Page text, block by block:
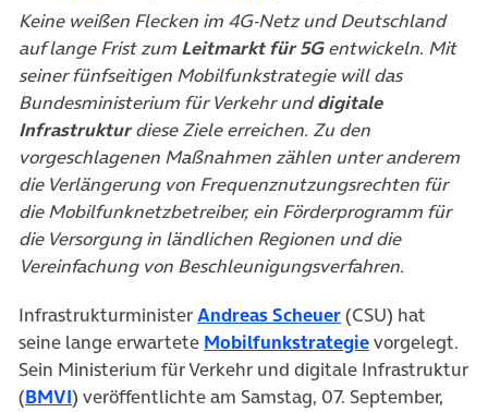
Keine weißen Flecken im 4G-Netz und Deutschland
auf lange Frist zum Leitmarkt für 5Gentwickeln. Mit
seiner fünfseitigen Mobilfunkstrategie will das
Bundesministerium für Verkehr unddigitale
Infrastrukturdiese Ziele erreichen. Zu den
vorgeschlagenen Maßnahmen zählen unter anderem
die Verlängerung von Frequenznutzungsrechten für
die Mobilfunknetzbetreiber, ein Förderprogramm für
die Versorgung in ländlichen Regionen und die
Vereinfachung von Beschleunigungsverfahren.
InfrastrukturministerAndreas Scheuer(öffnet in neuem
(CSU) hat
seine lange erwartete Mobilfunkstrategie(öffnet in
vorgelegt.
Sein Ministerium für Verkehr und digitale Infrastruktur
(BMVI(öffnet in neuem Tab)
) veröffentlichte am Samstag, 07. September,